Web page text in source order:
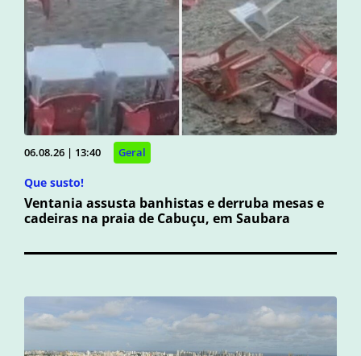
06.08.26 | 13:40 Geral
Que susto!
Ventania assusta banhistas e derruba mesas e
cadeiras na praia de Cabuçu, em Saubara